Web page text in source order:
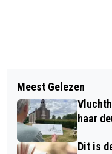
FIETSER
NA
GROEN GAS
CIRCA 15
KOSTEN
Meest Gelezen
haar
Dit is